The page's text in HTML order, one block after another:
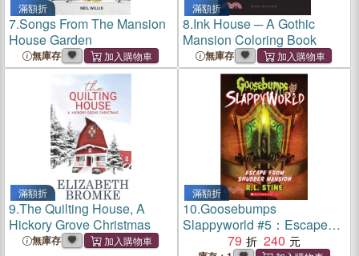
滿額折
7.Songs From The Mansion
House Garden
無庫存
滿額折
8.Ink House ─ A Gothic
Mansion Coloring Book
無庫存
滿額折
9.The Quilting House, A
Hickory Grove Christmas
無庫存
滿額折
10.Goosebumps
Slappyworld #5：Escape
from Shudder Mansion
79 240